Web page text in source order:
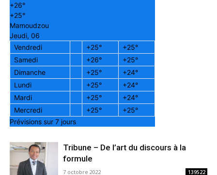
+26°
+25°
Mamoudzou
Jeudi, 06
Vendredi
+25° +25°
Samedi
+26° +25°
Dimanche
+25° +24°
Lundi
+25° +24°
Mardi
+25° +24°
Mercredi
+25° +25°
Prévisions sur 7 jours
Tribune – De l’art du discours à la
formule
7 octobre 2022 139522